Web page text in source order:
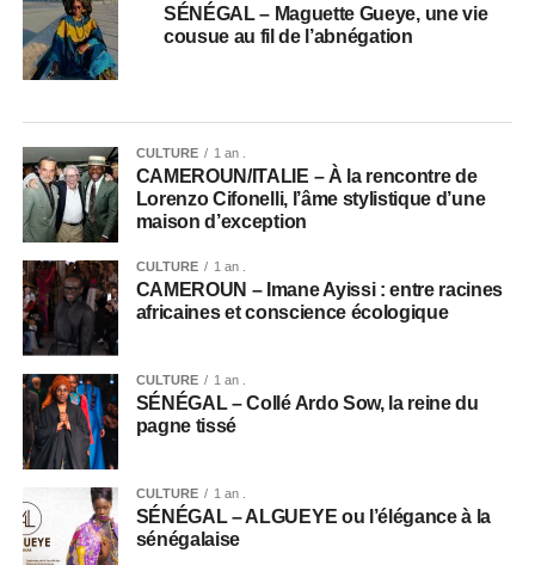
SÉNÉGAL – Maguette Gueye, une vie
cousue au fil de l’abnégation
CULTURE 1 an .
CAMEROUN/ITALIE – À la rencontre de
Lorenzo Cifonelli, l’âme stylistique d’une
maison d’exception
CULTURE 1 an .
CAMEROUN – Imane Ayissi : entre racines
africaines et conscience écologique
CULTURE 1 an .
SÉNÉGAL – Collé Ardo Sow, la reine du
pagne tissé
CULTURE 1 an .
SÉNÉGAL – ALGUEYE ou l’élégance à la
sénégalaise